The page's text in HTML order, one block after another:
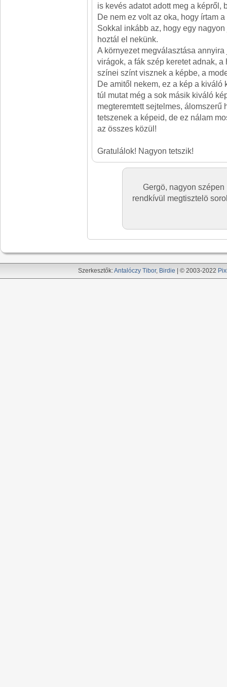
is kevés adatot adott meg a képről,
De nem ez volt az oka, hogy írtam
Sokkal inkább az, hogy egy
hoztál el nekünk.
A környezet megválasztása
virágok, a fák szép keretet adnak, a
színei színt visznek a képbe, a
De amitől nekem, ez a kép a kiváló
túl mutat még a sok másik kiváló
megteremtett sejtelmes, álomszerű
tetszenek a képeid, de ez nálam
az összes közül!
Gratulálok! Nagyon tetszik!
Gergö, nagyon
rendkívül megtisztelö
Szerkesztők:Antalóczy Tibor, Birdie | © 2003-2022